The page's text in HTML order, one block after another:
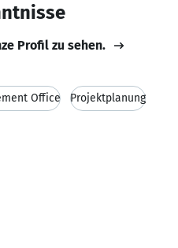
Profil zu sehen.
Office Projektplanung